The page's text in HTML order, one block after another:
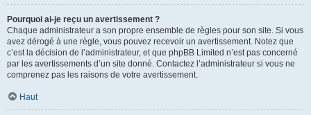
Pourquoi ai-je reçu un avertissement ?
Chaque administrateur a son propre ensemble de règles pour son site. Si vous
avez dérogé à une règle, vous pouvez recevoir un avertissement. Notez que
c’est la décision de l’administrateur, et que phpBB Limited n’est pas concerné
par les avertissements d’un site donné. Contactez l’administrateur si vous ne
comprenez pas les raisons de votre avertissement.
Haut